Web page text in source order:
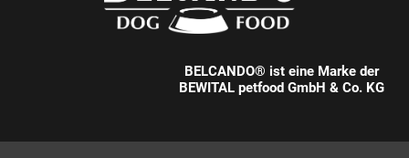
BELCANDO® ist eine Marke der
BEWITAL petfood GmbH & Co. KG